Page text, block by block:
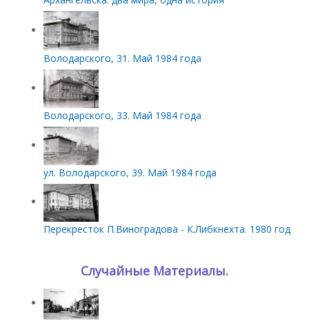
Володарского, 31. Май 1984 года
Володарского, 33. Май 1984 года
ул. Володарского, 39. Май 1984 года
Перекресток П.Виноградова - К.Либкнехта. 1980 год
Случайные Материалы.